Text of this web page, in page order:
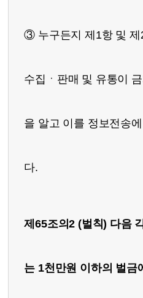
③ 누구든지 제1항 및 제
수집ㆍ판매 및 유통이
을 알고 이를 정보전송
다.
제65조의2 (벌칙) 다음
는 1천만원 이하의 벌금